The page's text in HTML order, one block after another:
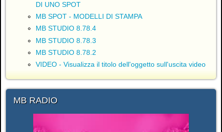
DI UNO SPOT
MB SPOT - MODELLI DI STAMPA
MB STUDIO 8.78.4
MB STUDIO 8.78.3
MB STUDIO 8.78.2
VIDEO - Visualizza il titolo dell'oggetto sull'uscita video
MB RADIO